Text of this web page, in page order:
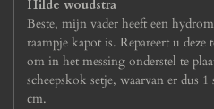
Hilde woudstra
Beste, mijn vader heeft een
raampje kapot is. Repareert u
om in het messing onderstel te
scheepskok setje, waarvan er dus
cm.